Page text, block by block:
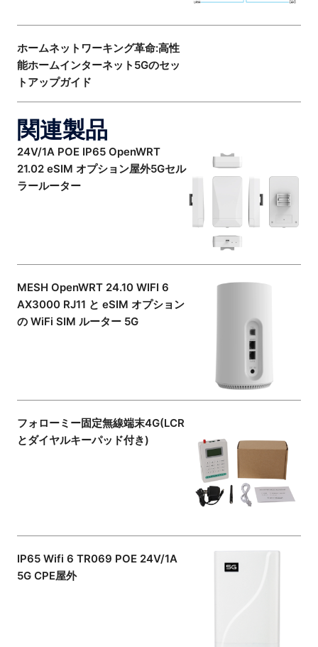
ホームネットワーキング革命:高性
能ホームインターネット5Gのセッ
トアップガイド
関連製品
24V/1A POE IP65 OpenWRT
21.02 eSIM オプション屋外5Gセル
ラールーター
MESH OpenWRT 24.10 WIFI 6
AX3000 RJ11 と eSIM オプション
の WiFi SIM ルーター 5G
フォローミー固定無線端末4G(LCR
とダイヤルキーパッド付き)
IP65 Wifi 6 TR069 POE 24V/1A
5G CPE屋外